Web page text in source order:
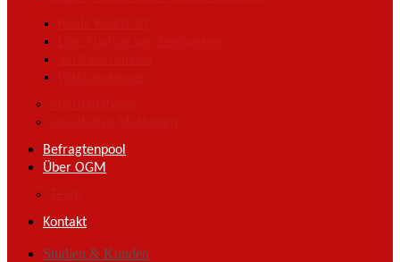
Befragtenpool
Über OGM
Kontakt
Studien & Kunden